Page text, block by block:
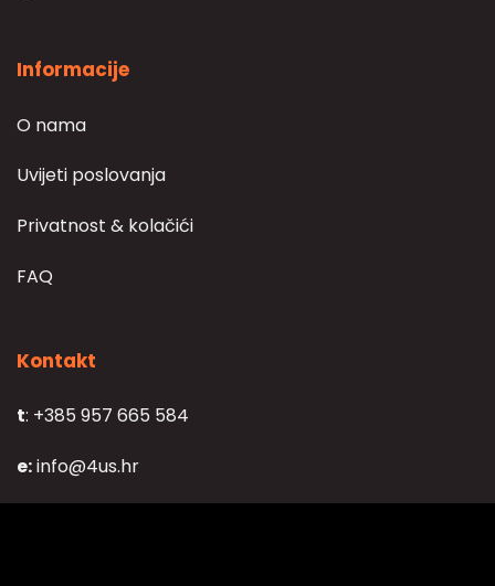
Informacije
O nama
Uvijeti poslovanja
Privatnost & kolačići
FAQ
Kontakt
t: +385 957 665 584
e:info@4us.hr